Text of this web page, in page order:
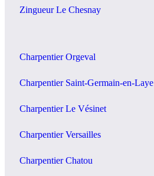
Zingueur Le Chesnay
Charpentier Orgeval
Charpentier Saint-Germain-en-Laye
Charpentier Le Vésinet
Charpentier Versailles
Charpentier Chatou